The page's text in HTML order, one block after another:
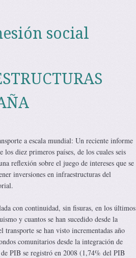
social
a escala mundial: Un reciente informe
diez primeros países, de los cuales seis
reflexión sobre el juego de intereses que se
inversiones en infraestructuras del
con continuidad, sin fisuras, en los últimos
y cuantos se han sucedido desde la
se han visto incrementadas año
comunitarios desde la integración de
PIB se registró en 2008 (1,74% del PIB